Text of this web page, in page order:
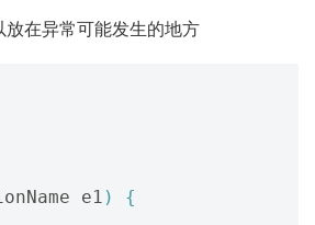
在异常可能发生的地方
e1 ) {